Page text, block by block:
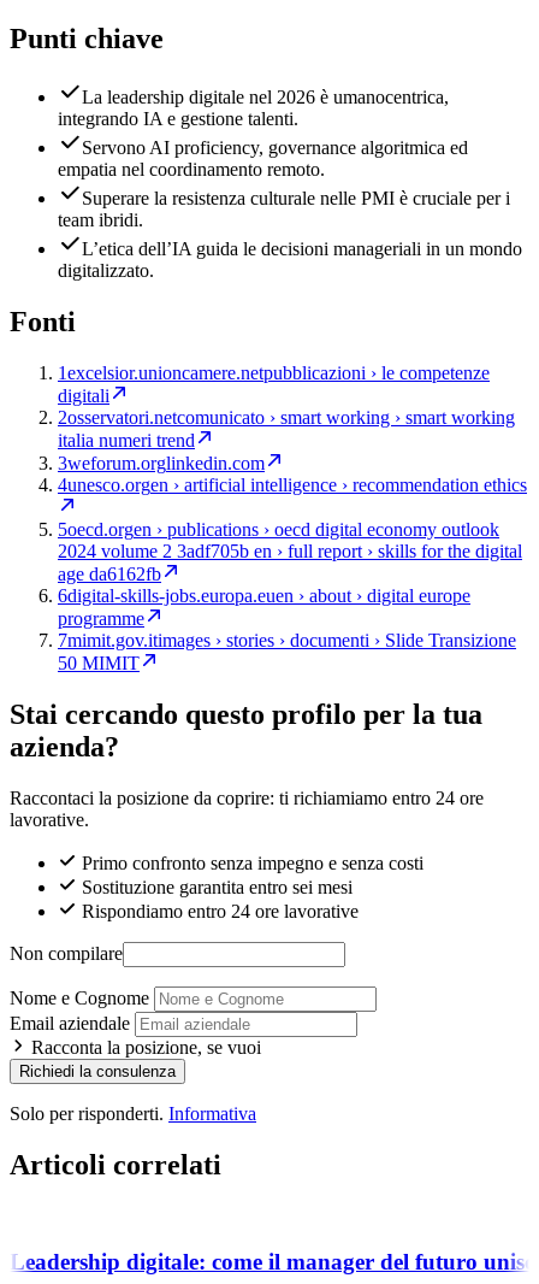
Punti chiave
La leadership digitale nel 2026 è umanocentrica,
integrando IA e gestione talenti.
Servono AI proficiency, governance algoritmica ed
empatia nel coordinamento remoto.
Superare la resistenza culturale nelle PMI è cruciale per i
team ibridi.
L’etica dell’IA guida le decisioni manageriali in un mondo
digitalizzato.
Fonti
1excelsior.unioncamere.netpubblicazioni › le competenze
digitali
2osservatori.netcomunicato › smart working › smart working
italia numeri trend
3weforum.orglinkedin.com
4unesco.orgen › artificial intelligence › recommendation ethics
5oecd.orgen › publications › oecd digital economy outlook
2024 volume 2 3adf705b en › full report › skills for the digital
age da6162fb
6digital-skills-jobs.europa.euen › about › digital europe
programme
7mimit.gov.itimages › stories › documenti › Slide Transizione
50 MIMIT
Stai cercando questo profilo per la tua
azienda?
Raccontaci la posizione da coprire: ti richiamiamo entro 24 ore
lavorative.
Primo confronto senza impegno e senza costi
Sostituzione garantita entro sei mesi
Rispondiamo entro 24 ore lavorative
Non compilare
Nome e Cognome
Email aziendale
Racconta la posizione, se vuoi
Richiedi la consulenza
Solo per risponderti. Informativa
Articoli correlati
Leadership digitale: come il manager del futuro